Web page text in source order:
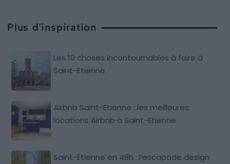
Plus d'inspiration
Les 10 choses incontournables à faire à
Saint-Etienne
Airbnb Saint-Etienne : les meilleures
locations Airbnb à Saint-Etienne
Saint-Étienne en 48h : l’escapade design